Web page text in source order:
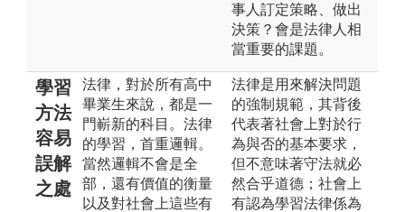
事人訂定策略、做出
決策？會是法律人相
當重要的課題。
學習
方法
容易
誤解
之處
法律，對於所有高中
畢業生來說，都是一
門嶄新的科目。法律
的學習，首重邏輯。
當然邏輯不會是全
部，還有價值的衡量
以及對社會上這些有
法律是用來解決問題
的強制規範，其背後
代表著社會上對於行
為與否的基本要求，
但不意味著守法就必
然合乎道德；社會上
有認為學習法律係為